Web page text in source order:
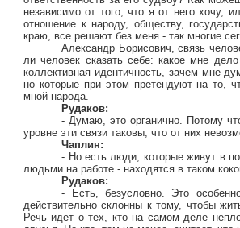
независимо от того, что я от него
отношение к народу, обществу,
краю, все решают без меня - так многие
Александр Борисович, связь
ли человек сказать себе: какое мне
коллективная идентичность, зачем мне
но которые при этом претендуют на то,
мной народа.
Рудаков:
- Думаю, это органично. Потому
уровне эти связи таковы, что от них
Чаплин:
- Но есть люди, которые живут в
людьми на работе - находятся в таком
Рудаков:
- Есть, безусловно. Это
действительно склонны к тому, чтобы
Речь идет о тех, кто на самом деле